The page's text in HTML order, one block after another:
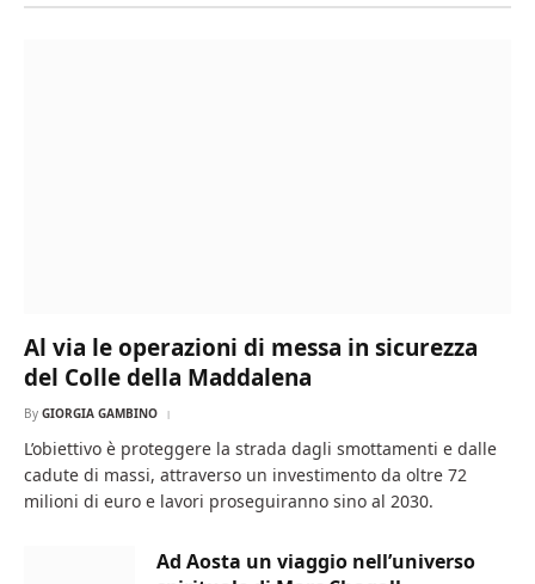
Al via le operazioni di messa in sicurezza
del Colle della Maddalena
By GIORGIA GAMBINO
L’obiettivo è proteggere la strada dagli smottamenti e dalle
cadute di massi, attraverso un investimento da oltre 72
milioni di euro e lavori proseguiranno sino al 2030.
Ad Aosta un viaggio nell’universo